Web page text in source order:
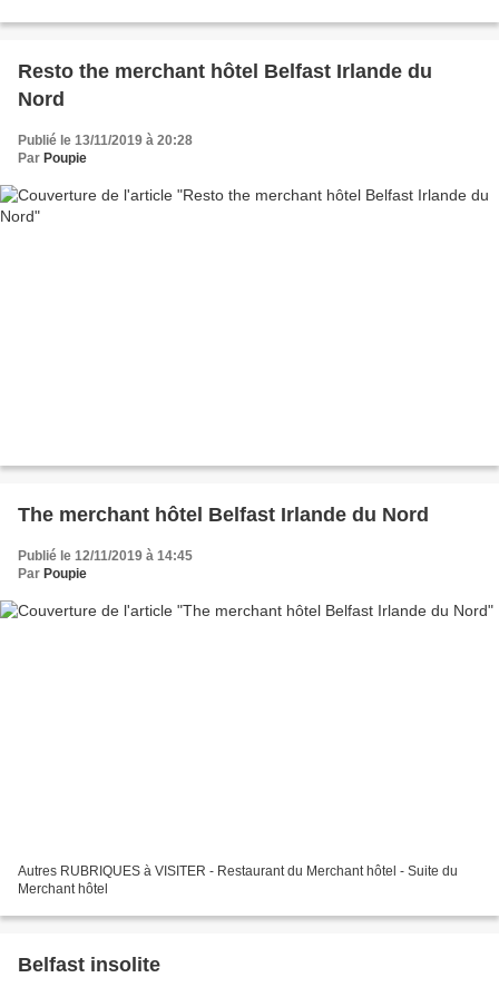
Resto the merchant hôtel Belfast Irlande du
Nord
Publié le 13/11/2019 à 20:28
Par Poupie
The merchant hôtel Belfast Irlande du Nord
Publié le 12/11/2019 à 14:45
Par Poupie
Autres RUBRIQUES à VISITER - Restaurant du Merchant hôtel - Suite du
Merchant hôtel
Belfast insolite